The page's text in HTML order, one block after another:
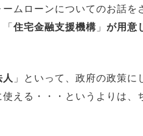
ムローンについてのお話を
「住宅金融支援機構 」が用意
」といって、政府の政策
える・・・というよりは、